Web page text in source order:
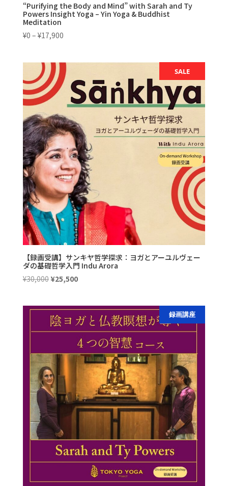
“Purifying the Body and Mind” with Sarah and Ty
Powers Insight Yoga – Yin Yoga & Buddhist
Meditation
¥0 – ¥17,900価
¥0
–
¥17,900
SALE
【録画受講】サンキヤ哲学探求：ヨガとアーユルヴェー
ダの基礎哲学入門 Indu Arora
¥30,000 元
格
は
し
た。
¥25,500現
価
格
は
¥25,500
で
す。
録画講座